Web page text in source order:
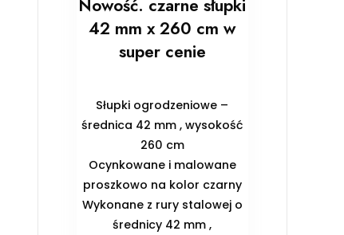
Nowość. czarne słupki
42 mm x 260 cm w
super cenie
Słupki ogrodzeniowe –
średnica 42 mm , wysokość
260 cm
Ocynkowane i malowane
proszkowo na kolor czarny
Wykonane z rury stalowej o
średnicy 42 mm ,